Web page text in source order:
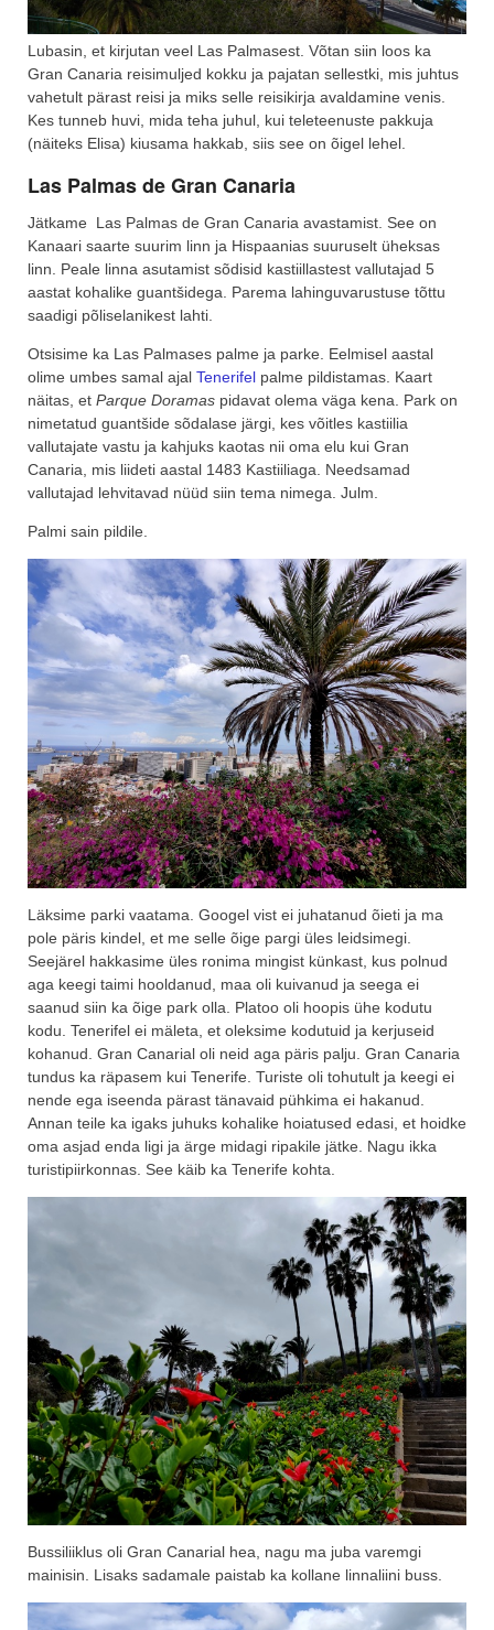
Lubasin, et kirjutan veel Las Palmasest. Võtan siin loos ka
Gran Canaria reisimuljed kokku ja pajatan sellestki, mis juhtus
vahetult pärast reisi ja miks selle reisikirja avaldamine venis.
Kes tunneb huvi, mida teha juhul, kui teleteenuste pakkuja
(näiteks Elisa) kiusama hakkab, siis see on õigel lehel.
Las Palmas de Gran Canaria
Jätkame Las Palmas de Gran Canaria avastamist. See on
Kanaari saarte suurim linn ja Hispaanias suuruselt üheksas
linn. Peale linna asutamist sõdisid kastiillastest vallutajad 5
aastat kohalike guantšidega. Parema lahinguvarustuse tõttu
saadigi põliselanikest lahti.
Otsisime ka Las Palmases palme ja parke. Eelmisel aastal
olime umbes samal ajal Tenerifel palme pildistamas. Kaart
näitas, et Parque Doramas pidavat olema väga kena. Park on
nimetatud guantšide sõdalase järgi, kes võitles kastiilia
vallutajate vastu ja kahjuks kaotas nii oma elu kui Gran
Canaria, mis liideti aastal 1483 Kastiiliaga. Needsamad
vallutajad lehvitavad nüüd siin tema nimega. Julm.
Palmi sain pildile.
Läksime parki vaatama. Googel vist ei juhatanud õieti ja ma
pole päris kindel, et me selle õige pargi üles leidsimegi.
Seejärel hakkasime üles ronima mingist künkast, kus polnud
aga keegi taimi hooldanud, maa oli kuivanud ja seega ei
saanud siin ka õige park olla. Platoo oli hoopis ühe kodutu
kodu. Tenerifel ei mäleta, et oleksime kodutuid ja kerjuseid
kohanud. Gran Canarial oli neid aga päris palju. Gran Canaria
tundus ka räpasem kui Tenerife. Turiste oli tohutult ja keegi ei
nende ega iseenda pärast tänavaid pühkima ei hakanud.
Annan teile ka igaks juhuks kohalike hoiatused edasi, et hoidke
oma asjad enda ligi ja ärge midagi ripakile jätke. Nagu ikka
turistipiirkonnas. See käib ka Tenerife kohta.
Bussiliiklus oli Gran Canarial hea, nagu ma juba varemgi
mainisin. Lisaks sadamale paistab ka kollane linnaliini buss.